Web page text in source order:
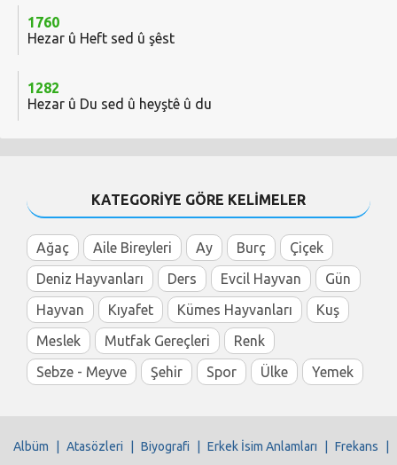
1760
Hezar û Heft sed û şêst
1282
Hezar û Du sed û heyştê û du
KATEGORİYE GÖRE KELİMELER
Ağaç Aile Bireyleri Ay Burç
Çiçek
Deniz Hayvanları
Ders Evcil Hayvan
Gün
Hayvan
Kıyafet Kümes Hayvanları
Kuş
Meslek
Mutfak Gereçleri
Renk
Sebze - Meyve
Şehir Spor Ülke Yemek
Albüm Atasözleri Biyografi Erkek İsim Anlamları Frekans